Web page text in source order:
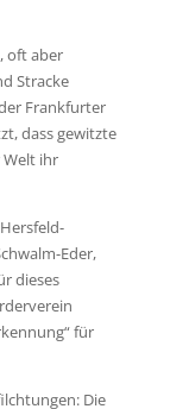
oft aber
Stracke
Frankfurter
dass gewitzte
ihr
Eder,
dieses
für
Die